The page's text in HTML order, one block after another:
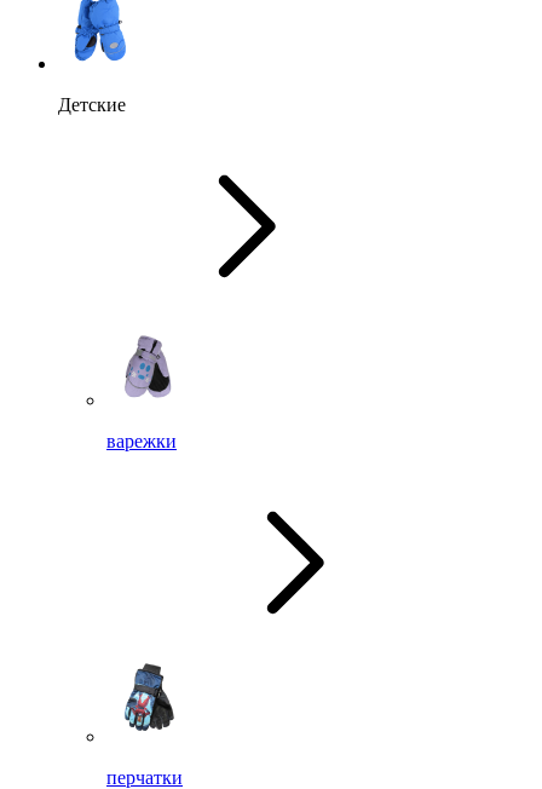
Детские
варежки
перчатки